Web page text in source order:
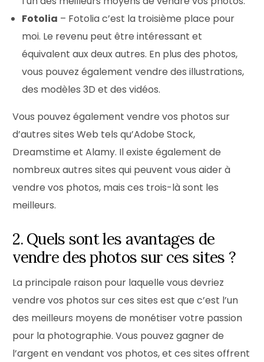
Fotolia – Fotolia c’est la troisième place pour
moi. Le revenu peut être intéressant et
équivalent aux deux autres. En plus des photos,
vous pouvez également vendre des illustrations,
des modèles 3D et des vidéos.
Vous pouvez également vendre vos photos sur
d’autres sites Web tels qu’Adobe Stock,
Dreamstime et Alamy. Il existe également de
nombreux autres sites qui peuvent vous aider à
vendre vos photos, mais ces trois-là sont les
meilleurs.
2. Quels sont les avantages de
vendre des photos sur ces sites ?
La principale raison pour laquelle vous devriez
vendre vos photos sur ces sites est que c’est l’un
des meilleurs moyens de monétiser votre passion
pour la photographie. Vous pouvez gagner de
l’argent en vendant vos photos, et ces sites offrent